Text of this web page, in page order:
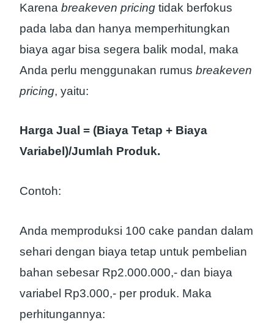
Karena breakeven pricing tidak berfokus
pada laba dan hanya memperhitungkan
biaya agar bisa segera balik modal, maka
Anda perlu menggunakan rumus breakeven
pricing, yaitu:
Harga Jual = (Biaya Tetap + Biaya
Variabel)/Jumlah Produk.
Contoh:
Anda memproduksi 100 cake pandan dalam
sehari dengan biaya tetap untuk pembelian
bahan sebesar Rp2.000.000,- dan biaya
variabel Rp3.000,- per produk. Maka
perhitungannya: